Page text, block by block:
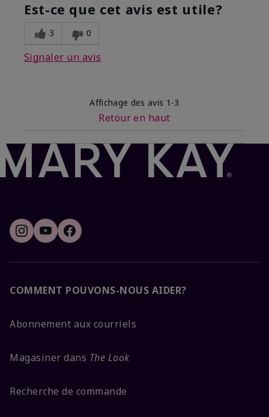
Est-ce que cet avis est utile?
3 0
Signaler un avis
Affichage des avis 1-3
Retour en haut
COMMENT POUVONS-NOUS AIDER?
Abonnement aux courriels
Magasiner dans The Look
Recherche de commande